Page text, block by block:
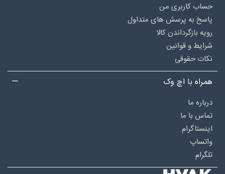
حساب کاربری من
پاسخ به پرسش های متداول
رویه بازگرداندن کالا
شرایط و قوانین
نکات حقوقی
همراه با اچ وک
درباره‌ ما
تماس با ما
اینستاگرام
واتساپ
تلگرام